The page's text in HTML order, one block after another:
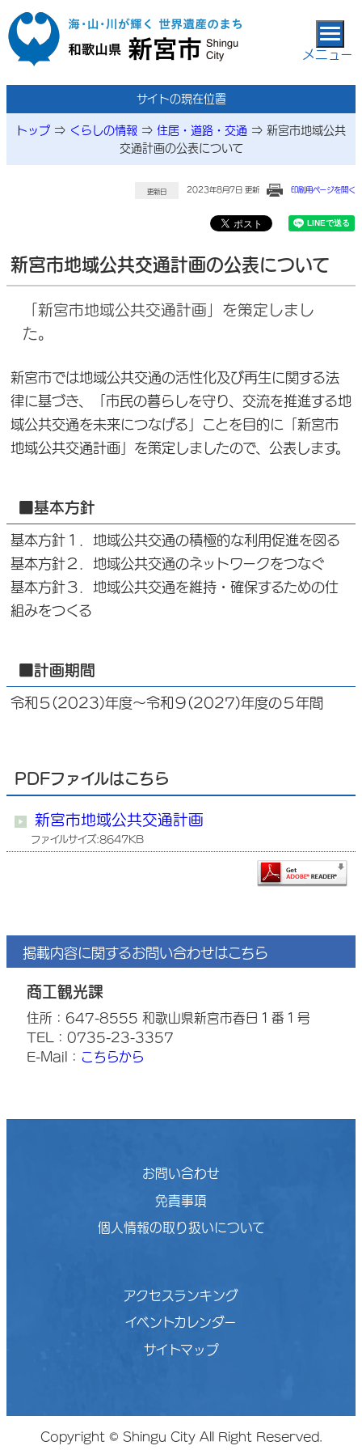
本文へ移動
メニュー
サイトの現在位置
トップ ⇒ くらしの情報 ⇒ 住居・道路・交通 ⇒ 新宮市地域公共
交通計画の公表について
更新日 2023年8月7日 更新 印刷用ページを開く
新宮市地域公共交通計画の公表について
「新宮市地域公共交通計画」を策定しまし
た。
新宮市では地域公共交通の活性化及び再生に関する法
律に基づき、「市民の暮らしを守り、交流を推進する地
域公共交通を未来につなげる」ことを目的に「新宮市
地域公共交通計画」を策定しましたので、公表します。
■基本方針
基本方針１．地域公共交通の積極的な利用促進を図る
基本方針２．地域公共交通のネットワークをつなぐ
基本方針３．地域公共交通を維持・確保するための仕
組みをつくる
■計画期間
令和５(2023)年度～令和９(2027)年度の５年間
PDFファイルはこちら
新宮市地域公共交通計画
ファイルサイズ:8647KB
掲載内容に関するお問い合わせはこちら
商工観光課
住所：647-8555 和歌山県新宮市春日１番１号
TEL：0735-23-3357
E-Mail： こちらから
お問い合わせ
免責事項
個人情報の取り扱いについて
アクセスランキング
イベントカレンダー
サイトマップ
Copyright © Shingu City All Right Reserved.